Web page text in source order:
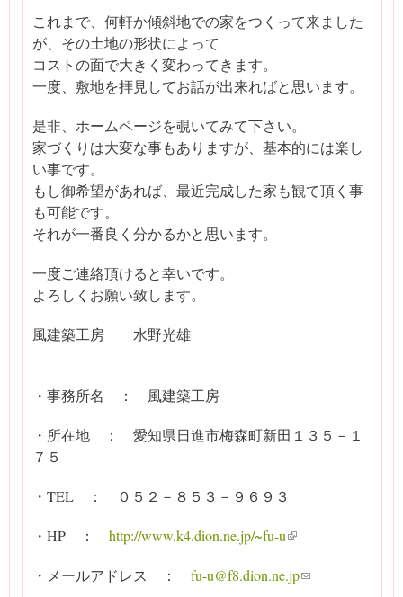
これまで、何軒か傾斜地での家をつくって来ました
が、その土地の形状によって
コストの面で大きく変わってきます。
一度、敷地を拝見してお話が出来ればと思います。
是非、ホームページを覗いてみて下さい。
家づくりは大変な事もありますが、基本的には楽し
い事です。
もし御希望があれば、最近完成した家も観て頂く事
も可能です。
それが一番良く分かるかと思います。
一度ご連絡頂けると幸いです。
よろしくお願い致します。
風建築工房 水野光雄
・事務所名 ： 風建築工房
・所在地 ： 愛知県日進市梅森町新田１３５－１
７５
・TEL ： ０５２－８５３－９６９３
・HP ： http://www.k4.dion.ne.jp/~fu-u(link is external)
・メールアドレス ： fu-u@f8.dion.ne.jp(link sends e-ma